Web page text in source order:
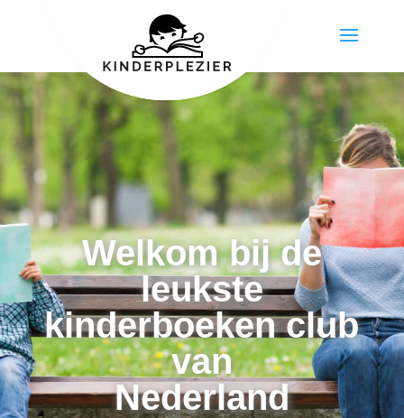
Welkom bij de
leukste
kinderboeken club
van
Nederland